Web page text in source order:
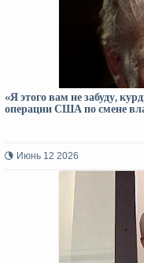
«Я этого вам не забуду,
операции США по смене
Июнь 12 2026